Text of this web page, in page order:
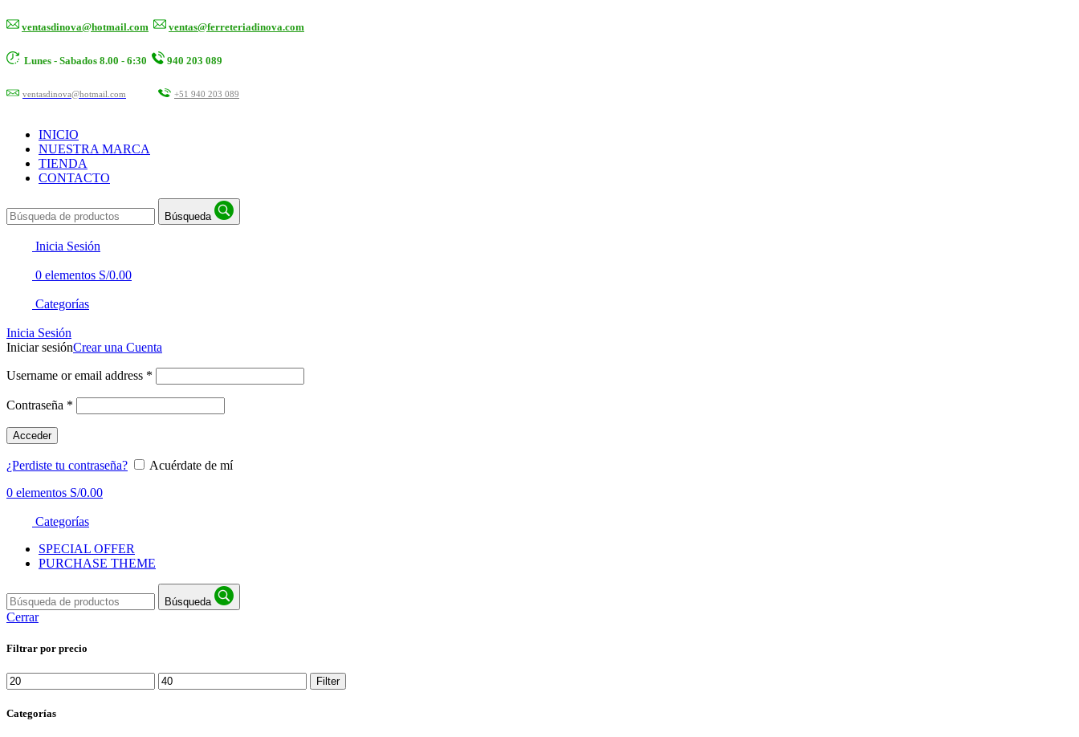
ventasdinova@hotmail.com ventas@ferreteriadinova.com
Lunes - Sabados 8.00 - 6:30 940 203 089
ventasdinova@hotmail.com +51 940 203 089
INICIO
NUESTRA MARCA
TIENDA
CONTACTO
Búsqueda
Inicia Sesión
0 elementos S/0.00
Categorías
Inicia Sesión
Iniciar sesiónCrear una Cuenta
Username or email address *
Contraseña *
Acceder
¿Perdiste tu contraseña?
Acuérdate de mí
0 elementos S/0.00
Categorías
SPECIAL OFFER
PURCHASE THEME
Búsqueda
Cerrar
Filtrar por precio
Min
price
Max
price
Filter
Categorías